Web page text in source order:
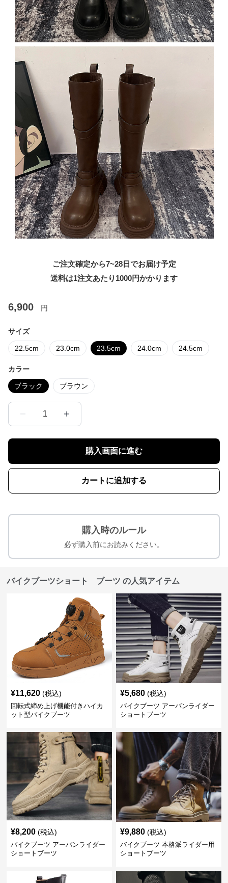
ご注文確定から7~28日でお届け予定
送料は1注文あたり 1000円かかります
6,900 円
サイズ
22.5cm 23.0cm 23.5cm 24.0cm 24.5cm
カラー
ブラック ブラウン
1
購入画面に進む
カートに追加する
購入時のルール
必ず購入前にお読みください。
バイクブーツショート ブーツ の人気アイテム
¥11,620 (税込)
回転式締め上げ機能付きハイカ
ット型バイクブーツ
¥5,680 (税込)
バイクブーツ アーバンライダー
ショートブーツ
¥8,200 (税込)
バイクブーツ アーバンライダー
ショートブーツ
¥9,880 (税込)
バイクブーツ 本格派ライダー用
ショートブーツ